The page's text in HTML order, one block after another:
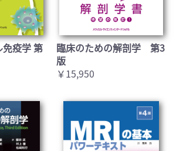
疫学 第
臨床のための解剖学 第3
版
￥15,950